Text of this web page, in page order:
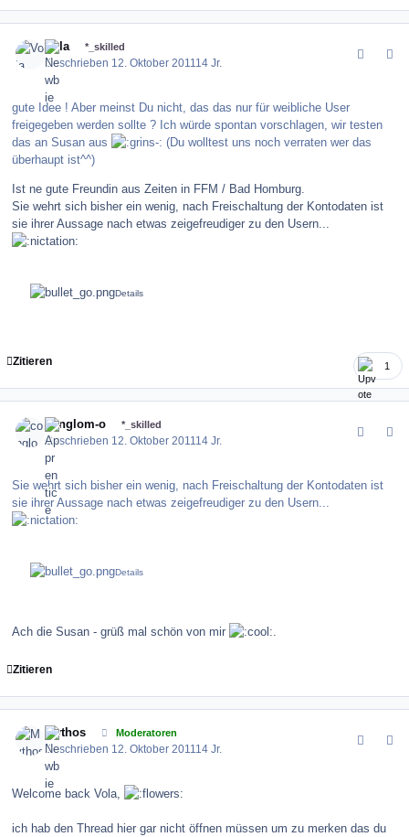
Vola *_skilled
Geschrieben 12. Oktober 2011 14 Jr.
gute Idee ! Aber meinst Du nicht, das das nur für weibliche User
freigegeben werden sollte ? Ich würde spontan vorschlagen, wir testen
das an Susan aus
(Du wolltest uns noch verraten wer das
überhaupt ist^^)
Ist ne gute Freundin aus Zeiten in FFM / Bad Homburg.
Sie wehrt sich bisher ein wenig, nach Freischaltung der Kontodaten ist
sie ihrer Aussage nach etwas zeigefreudiger zu den Usern...
Zitieren 1
conglom-o *_skilled
Geschrieben 12. Oktober 2011 14 Jr.
Sie wehrt sich bisher ein wenig, nach Freischaltung der Kontodaten ist
sie ihrer Aussage nach etwas zeigefreudiger zu den Usern...
Ach die Susan - grüß mal schön von mir .
Zitieren
Mythos Moderatoren
Geschrieben 12. Oktober 2011 14 Jr.
Welcome back Vola,
ich hab den Thread hier gar nicht öffnen müssen um zu merken das du